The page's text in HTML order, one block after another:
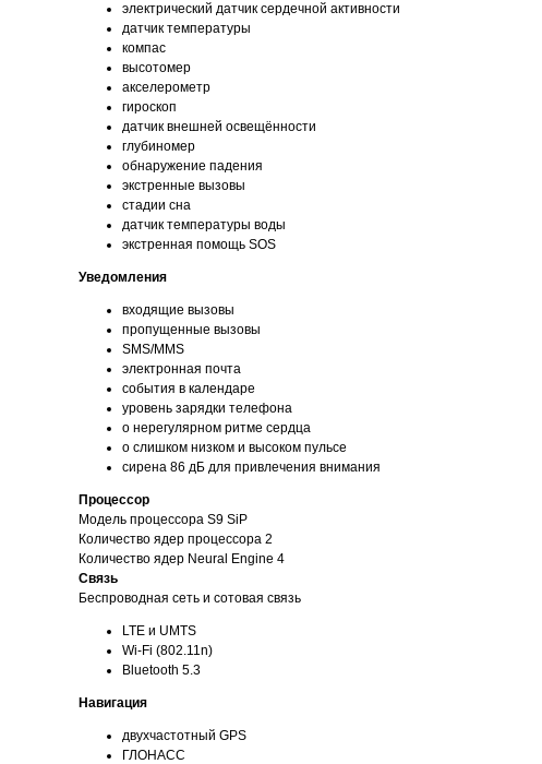
электрический датчик сердечной активности
датчик температуры
компас
высотомер
акселерометр
гироскоп
датчик внешней освещённости
глубиномер
обнаружение падения
экстренные вызовы
стадии сна
датчик температуры воды
экстренная помощь SOS
Уведомления
входящие вызовы
пропущенные вызовы
SMS/MMS
электронная почта
события в календаре
уровень зарядки телефона
о нерегулярном ритме сердца
о слишком низком и высоком пульсе
сирена 86 дБ для привлечения внимания
Процессор
Модель процессора S9 SiP
Количество ядер процессора 2
Количество ядер Neural Engine 4
Связь
Беспроводная сеть и сотовая связь
LTE и UMTS
Wi-Fi (802.11n)
Bluetooth 5.3
Навигация
двухчастотный GPS
ГЛОНАСС